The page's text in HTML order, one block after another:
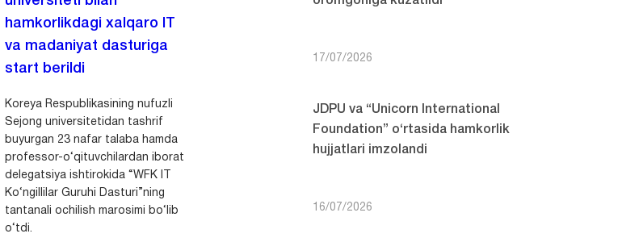
hamkorlikdagi xalqaro IT
va madaniyat dasturiga
start berildi
Koreya Respublikasining nufuzli
Sejong universitetidan tashrif
buyurgan 23 nafar talaba hamda
professor-o‘qituvchilardan iborat
delegatsiya ishtirokida “WFK IT
Ko‘ngillilar Guruhi Dasturi”ning
tantanali ochilish marosimi bo‘lib
o‘tdi.
17/07/2026
JDPU va “Unicorn International
Foundation” o‘rtasida hamkorlik
hujjatlari imzolandi
16/07/2026